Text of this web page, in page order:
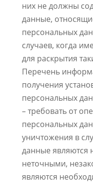
них не должны
данные,
персональных
случаев, когда
для раскрытия
Перечень
получения
персональных
– требовать от
персональных
уничтожения в
данные являются
неточными,
являются